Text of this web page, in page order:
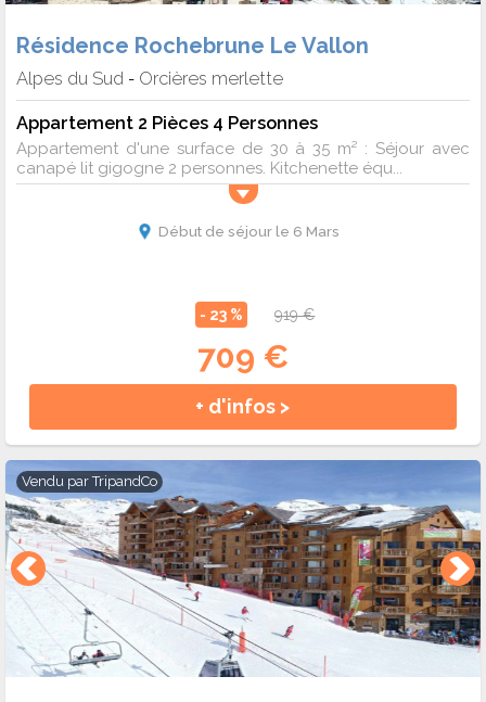
Résidence Rochebrune Le Vallon
Alpes du Sud - Orcières merlette
Appartement 2 Pièces 4 Personnes
Appartement d'une surface de 30 à 35 m² : Séjour avec
canapé lit gigogne 2 personnes. Kitchenette équ...
Début de séjour le 6 Mars
- 23 % 919 €
709 €
+ d'infos >
Vendu parTripandCo